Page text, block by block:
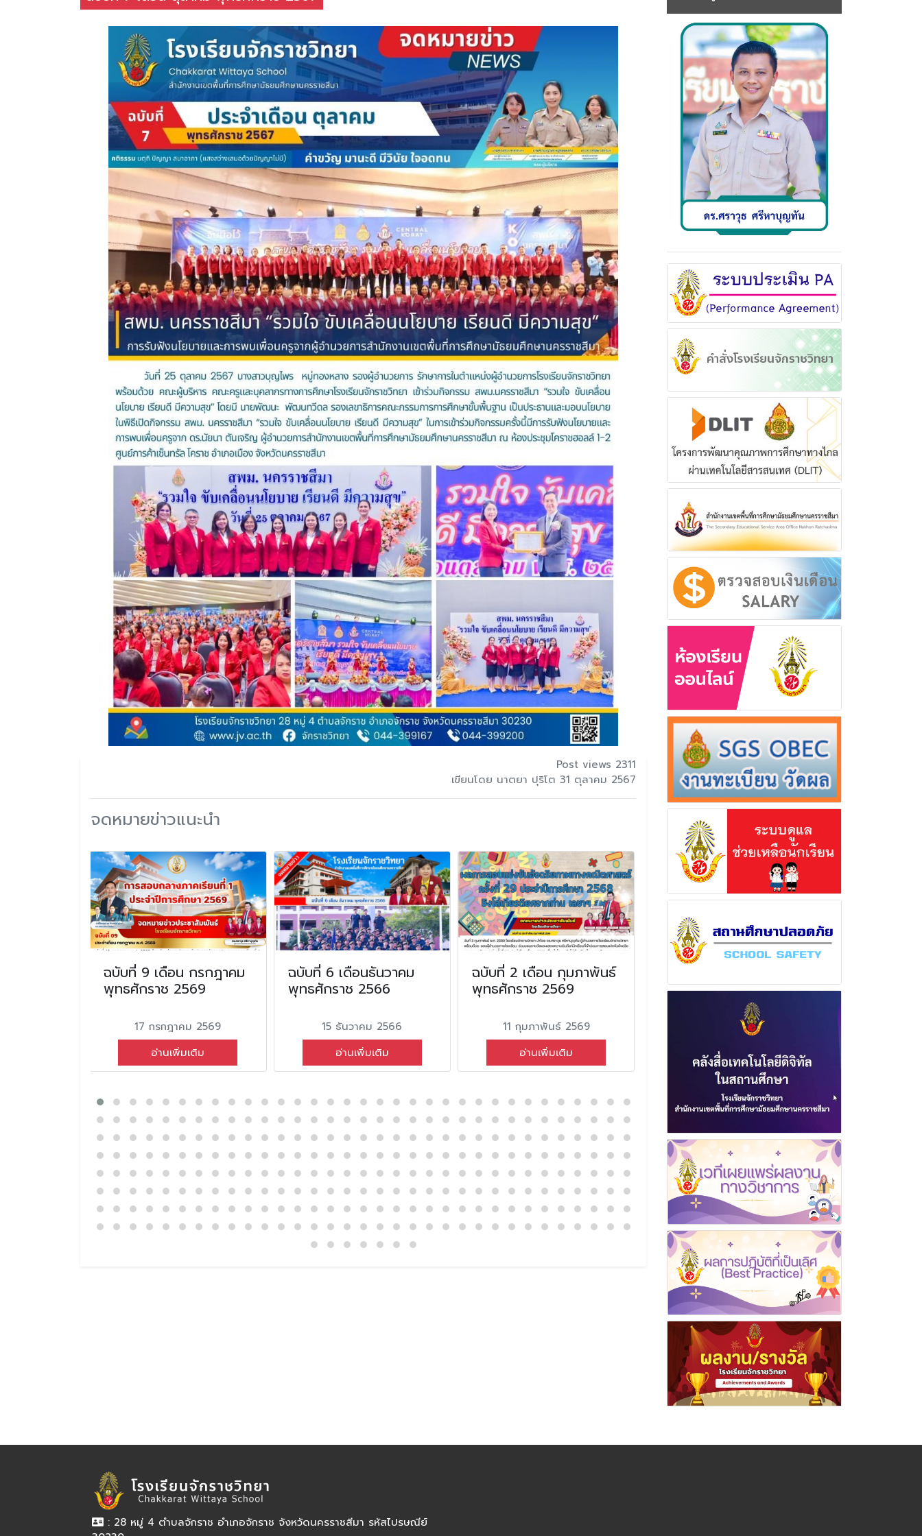
Post views 2311
เขียนโดย นาตยา ปุริโต 31 ตุลาคม 2567
จดหมายข่าวแนะนำ
ฉบับที่ 9 เดือน กรกฎาคม
พุทธศักราช 2569
17 กรกฎาคม 2569
อ่านเพิ่มเติม
ฉบับที่ 6 เดือนธันวาคม
พุทธศักราช 2566
15 ธันวาคม 2566
อ่านเพิ่มเติม
ฉบับที่ 2 เดือน กุมภาพันธ์
พุทธศักราช 2569
11 กุมภาพันธ์ 2569
อ่านเพิ่มเติม
พุทธศักราช 2568
23 ธันวาคม 2568
อ่านเพิ่มเติม
พุทธศักราช
: 28 หมู่ 4 ตำบลจักราช อำเภอจักราช จังหวัดนครราชสีมา รหัสไปรษณีย์